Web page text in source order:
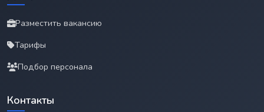
Разместить вакансию
Тарифы
Подбор персонала
Контакты